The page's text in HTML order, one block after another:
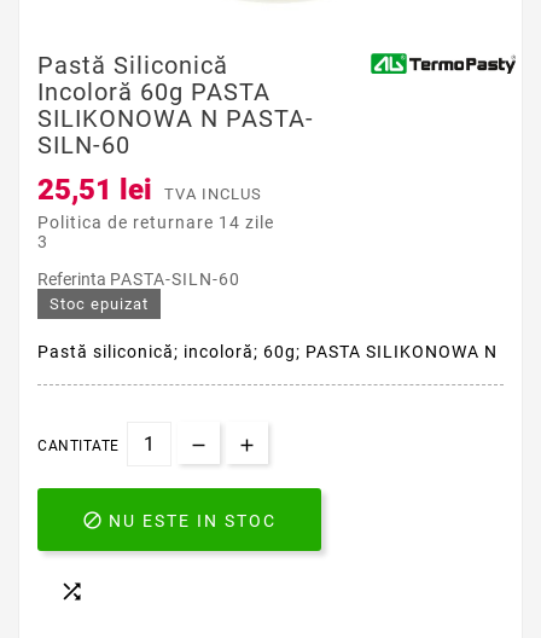
Pastă Siliconică
Incoloră 60g PASTA
SILIKONOWA N PASTA-
SILN-60
25,51 lei TVA INCLUS
Politica de returnare 14 zile
3
Referinta PASTA-SILN-60
Stoc epuizat
Pastă siliconică; incoloră; 60g; PASTA SILIKONOWA N
CANTITATE
 NU ESTE IN STOC
